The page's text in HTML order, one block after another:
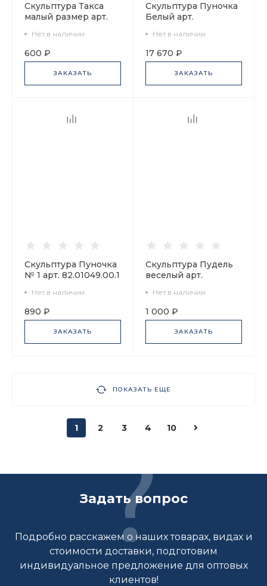
Скульптура Такса
малый размер арт.
Нет в наличии
600 ₽
ЗАКАЗАТЬ
Скульптура Пуночка
Белый арт.
Нет в наличии
17 670 ₽
ЗАКАЗАТЬ
Скульптура Пуночка
№ 1 арт. 82.01049.00.1
Нет в наличии
890 ₽
ЗАКАЗАТЬ
Скульптура Пудель
веселый арт.
Нет в наличии
1 000 ₽
ЗАКАЗАТЬ
ПОКАЗАТЬ ЕЩЕ
1 2 3 4 10
Задать вопрос
Подробно расскажем о наших товарах, видах и
стоимости доставки, подготовим
индивидуальное предложение для оптовых
клиентов!